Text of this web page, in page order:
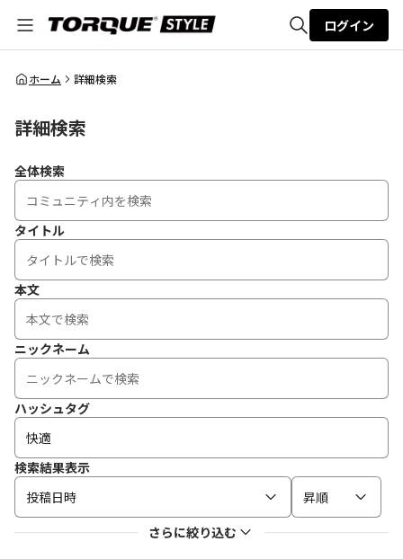
全体検索
ログイン
ホーム 詳細検索
詳細検索
全体検索
タイトル
本文
ニックネーム
ハッシュタグ
検索結果表示
投稿日時
昇順
さらに絞り込む